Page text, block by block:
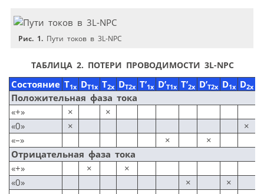
Рис. 1. Пути токов в 3L-NPC
ТАБЛИЦА 2. ПОТЕРИ ПРОВОДИМОСТИ 3L-NPC
Состояние T1x DT1x T2x DT2x T’1x D’T1x T’2x D’T2x D1x D2x
Положительная фаза тока
«+»
×
×
«0»
×
×
«–»
×
×
Отрицательная фаза тока
«+»
×
×
«0»
×
×